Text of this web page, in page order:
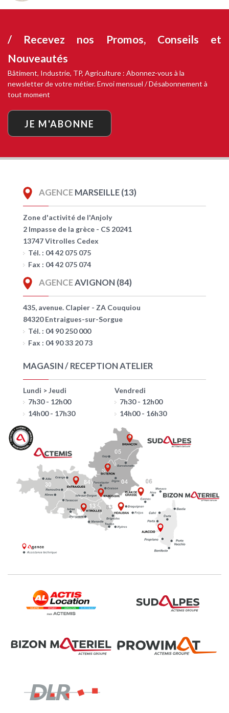
/ Recevez nos Promos, Conseils et
Nouveautés
Bâtiment, Industrie, TP, Agriculture : Abonnez-vous à la
newsletter de votre métier. Envoi mensuel / Désabonnement à
tout moment
JE M'ABONNE
AGENCEMARSEILLE (13)
Zone d'activité de l'Anjoly
2 Impasse de la grèce - CS 20241
13747 Vitrolles Cedex
Tél. : 04 42 075 075
Fax : 04 42 075 074
AGENCEAVIGNON (84)
435, avenue. Clapier - ZA Couquiou
84320 Entraigues-sur-Sorgue
Tél. : 04 90 250 000
Fax : 04 90 33 20 73
MAGASIN / RECEPTION ATELIER
Lundi > Jeudi
7h30 - 12h00
14h00 - 17h30
Vendredi
7h30 - 12h00
14h00 - 16h30